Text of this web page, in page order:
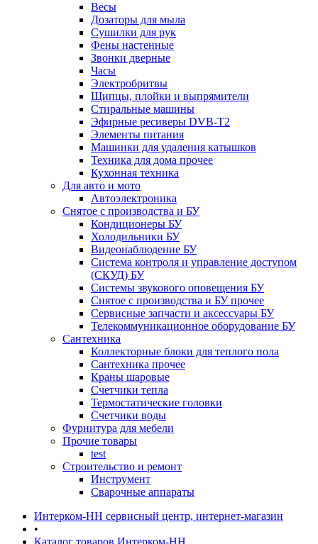
Весы
Дозаторы для мыла
Сушилки для рук
Фены настенные
Звонки дверные
Часы
Электробритвы
Щипцы, плойки и выпрямители
Стиральные машины
Эфирные ресиверы DVB-T2
Элементы питания
Машинки для удаления катышков
Техника для дома прочее
Кухонная техника
Для авто и мото
Автоэлектроника
Снятое с производства и БУ
Кондиционеры БУ
Холодильники БУ
Видеонаблюдение БУ
Система контроля и управление доступом
(СКУД) БУ
Системы звукового оповещения БУ
Снятое с производства и БУ прочее
Сервисные запчасти и аксессуары БУ
Телекоммуникационное оборудование БУ
Сантехника
Коллекторные блоки для теплого пола
Сантехника прочее
Краны шаровые
Счетчики тепла
Термоcтатические головки
Счетчики воды
Фурнитура для мебели
Прочие товары
test
Строительство и ремонт
Инструмент
Сварочные аппараты
Интерком-НН сервисный центр, интернет-магазин
•
Каталог товаров Интерком-НН